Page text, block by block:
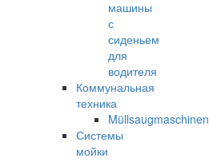
машины
с
сиденьем
для
водителя
Коммунальная
техника
Müllsaugmaschinen
Системы
мойки